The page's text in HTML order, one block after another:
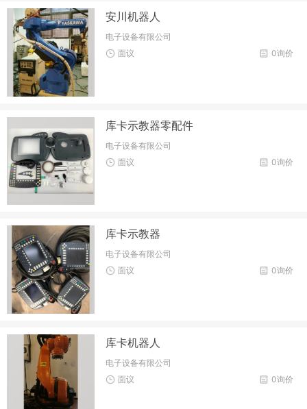
安川机器人
电子设备有限公司
0询价
面议
库卡示教器零配件
电子设备有限公司
0询价
面议
库卡示教器
电子设备有限公司
0询价
面议
库卡机器人
电子设备有限公司
0询价
面议